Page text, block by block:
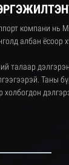
компани нь
албан ёсоор
талаар
Таны